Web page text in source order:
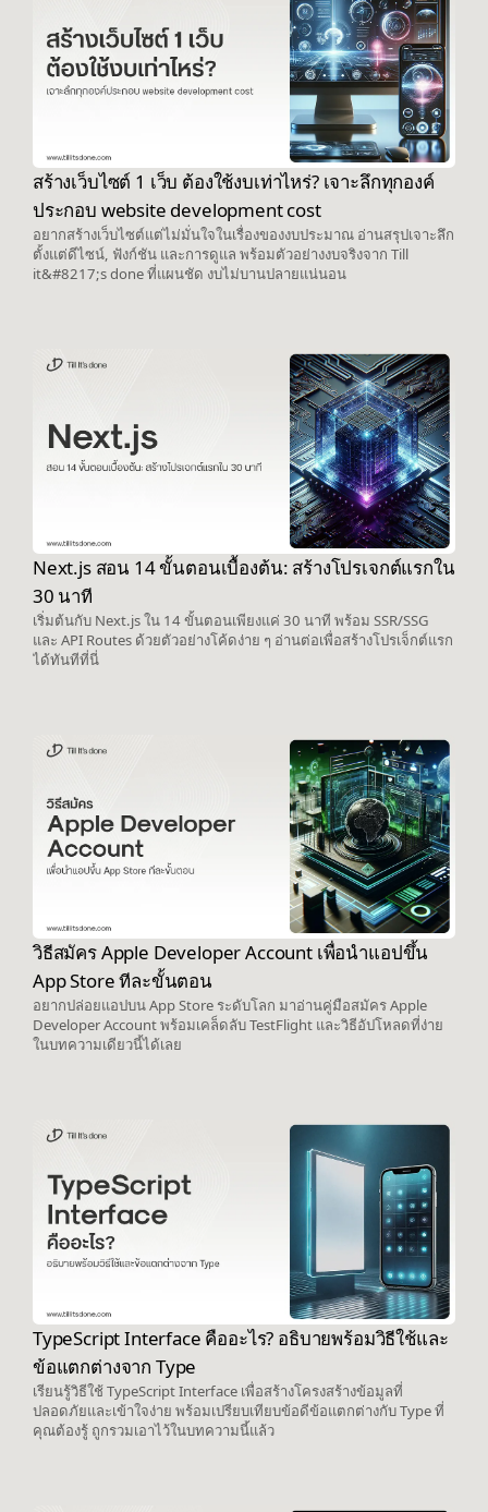
สร้างเว็บไซต์ 1 เว็บ ต้องใช้งบเท่าไหร่? เจาะลึกทุกองค์
ประกอบ website development cost
อยากสร้างเว็บไซต์แต่ไม่มั่นใจในเรื่องของงบประมาณ อ่านสรุปเจาะลึก
ตั้งแต่ดีไซน์, ฟังก์ชัน และการดูแล พร้อมตัวอย่างงบจริงจาก Till
it&#8217;s done ที่แผนชัด งบไม่บานปลายแน่นอน
Next.js สอน 14 ขั้นตอนเบื้องต้น: สร้างโปรเจกต์แรกใน
30 นาที
เริ่มต้นกับ Next.js ใน 14 ขั้นตอนเพียงแค่ 30 นาที พร้อม SSR/SSG
และ API Routes ด้วยตัวอย่างโค้ดง่าย ๆ อ่านต่อเพื่อสร้างโปรเจ็กต์แรก
ได้ทันทีที่นี่
วิธีสมัคร Apple Developer Account เพื่อนำแอปขึ้น
App Store ทีละขั้นตอน
อยากปล่อยแอปบน App Store ระดับโลก มาอ่านคู่มือสมัคร Apple
Developer Account พร้อมเคล็ดลับ TestFlight และวิธีอัปโหลดที่ง่าย
ในบทความเดียวนี้ได้เลย
TypeScript Interface คืออะไร? อธิบายพร้อมวิธีใช้และ
ข้อแตกต่างจาก Type
เรียนรู้วิธีใช้ TypeScript Interface เพื่อสร้างโครงสร้างข้อมูลที่
ปลอดภัยและเข้าใจง่าย พร้อมเปรียบเทียบข้อดีข้อแตกต่างกับ Type ที่
คุณต้องรู้ ถูกรวมเอาไว้ในบทความนี้แล้ว